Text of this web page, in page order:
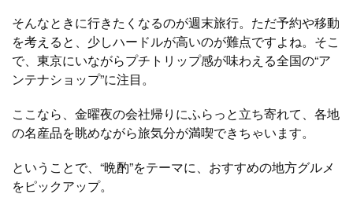
そんなときに行きたくなるのが週末旅行。ただ予約や移動
を考えると、少しハードルが高いのが難点ですよね。そこ
で、東京にいながらプチトリップ感が味わえる全国の“ア
ンテナショップ”に注目。
ここなら、金曜夜の会社帰りにふらっと立ち寄れて、各地
の名産品を眺めながら旅気分が満喫できちゃいます。
ということで、“晩酌”をテーマに、おすすめの地方グルメ
をピックアップ。